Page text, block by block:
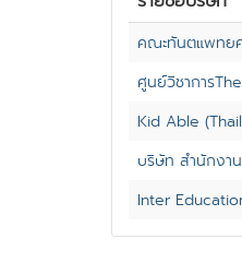
คณะทันตแพทย
ศูนย์วิชาการ
Kid Able
บริษัท สำนักงา
Inter